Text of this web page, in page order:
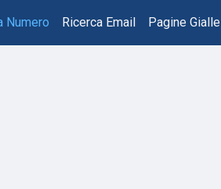
Numero Ricerca Email Pagine Gialle